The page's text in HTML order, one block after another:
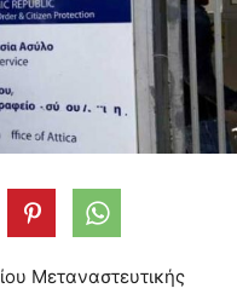
Μεταναστευτικής